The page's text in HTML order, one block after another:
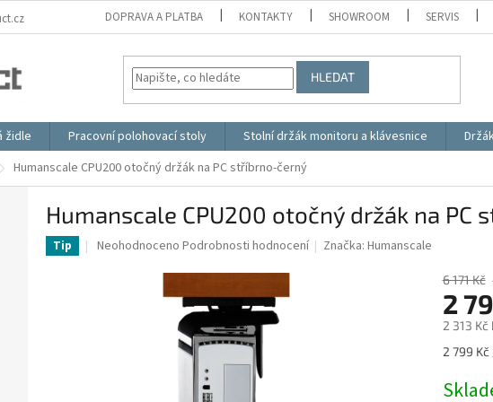
DOPRAVA A PLATBA KONTAKTY SHOWROOM SERVIS
HLEDAT
židle Pracovní polohovací stoly Stolní držák monitoru a klávesnice
Humanscale CPU200 otočný držák na PC stříbrno-černý
Humanscale CPU200 otočný držák na PC
Tip
Průměrné
Neohodnoceno Podrobnosti hodnocení Značka:Humanscale
6 171 Kč
2
2 313 Kč
Měrná
2 799 Kč